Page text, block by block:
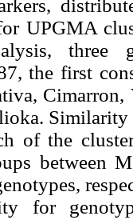
UPGMA
three
the first
of the
between
for